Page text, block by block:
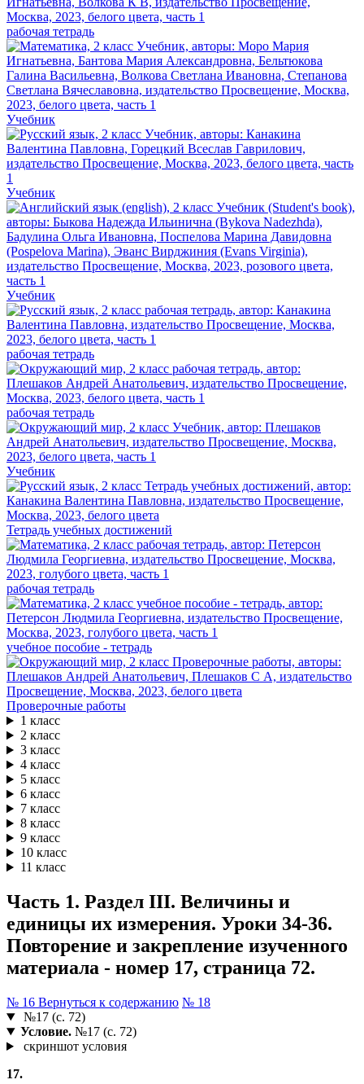
рабочая тетрадь
Учебник
Учебник
Учебник
рабочая тетрадь
рабочая тетрадь
Учебник
Тетрадь учебных достижений
рабочая тетрадь
учебное пособие - тетрадь
Проверочные работы
1 класс
2 класс
3 класс
4 класс
5 класс
6 класс
7 класс
8 класс
9 класс
10 класс
11 класс
Часть 1. Раздел III. Величины и
единицы их измерения. Уроки 34-36.
Повторение и закрепление изученного
материала - номер 17, страница 72.
№ 16 Вернуться к содержанию № 18
№17 (с. 72)
Условие.№17 (с. 72)
скриншот условия
17.